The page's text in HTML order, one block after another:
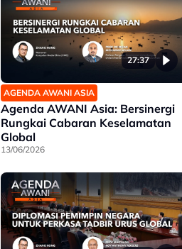
27:37
AGENDA AWANI ASIA
Agenda AWANI Asia: Bersinergi
Rungkai Cabaran Keselamatan
Global
13/06/2026